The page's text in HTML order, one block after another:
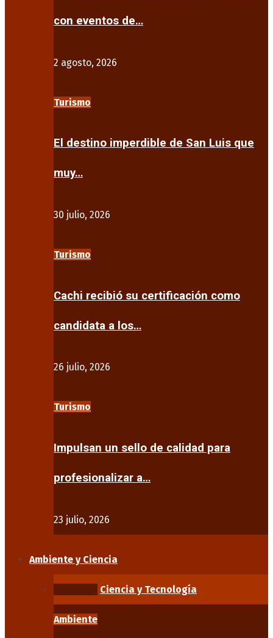
con eventos de…
2 agosto, 2026
Turismo
El destino imperdible de San Luis que
muy…
30 julio, 2026
Turismo
Cachi recibió su certificación como
candidata a los…
26 julio, 2026
Turismo
Impulsan un sello de calidad para
profesionalizar a…
23 julio, 2026
Ambiente y Ciencia
Ciencia y Tecnología
Ambiente